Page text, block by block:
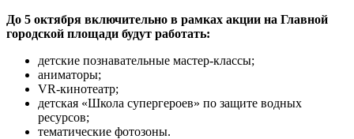
До 5 октября включительно в рамках акции на Главной
городской площади будут работать:
детские познавательные мастер-классы;
аниматоры;
VR-кинотеатр;
детская «Школа супергероев» по защите водных
ресурсов;
тематические фотозоны.